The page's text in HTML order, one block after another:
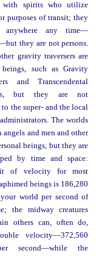
with spirits who utilize
purposes of transit; they
any time—
they are not persons.
gravity traversers are
beings, such as Gravity
and Transcendental
but they are not
the super- and the local
The worlds
angels and men and other
beings, but they are
by time and space:
of velocity for most
beings is 186,280
world per second of
the midway creatures
others can, often do,
velocity—372,560
second—while the